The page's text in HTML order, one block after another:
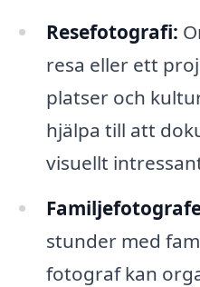
Resefotografi:
resa eller ett
platser och
hjälpa till att
visuellt
stunder med
fotograf kan